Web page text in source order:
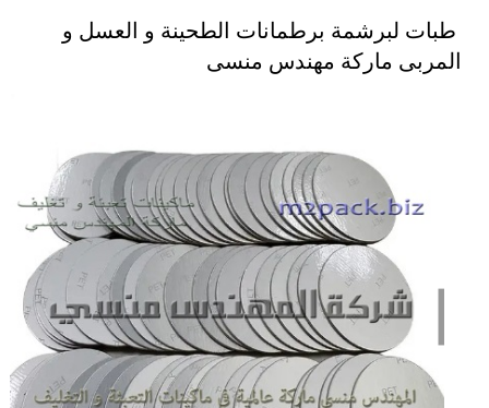
طبات لبرشمة برطمانات الطحينة و العسل و
المربى ماركة مهندس منسى